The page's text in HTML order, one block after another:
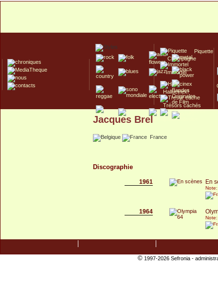
Piquette
Champagne
Immortel
Hallucinex!
Trésors cachés
Culte/Collector
Jacques Brel
France
Discographie
1961 En
1964
©1997-2026 Sefronia -